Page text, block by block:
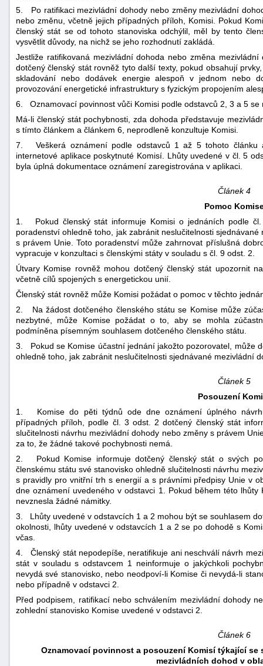
5. Po ratifikaci mezivládní dohody nebo změny mezivládní
nebo změnu, včetně jejich případných příloh, Komisi. Pokud
členský stát se od tohoto stanoviska odchýlil, měl by tento
vysvětlit důvody, na nichž se jeho rozhodnutí zakládá.
Jestliže ratifikovaná mezivládní dohoda nebo změna
dotčený členský stát rovněž tyto další texty, pokud obsahují
skladování nebo dodávek energie alespoň v jednom nebo
provozování energetické infrastruktury s fyzickým propojením
6. Oznamovací povinnost vůči Komisi podle odstavců 2, 3 a 5 se
Má-li členský stát pochybnosti, zda dohoda představuje
s tímto článkem a článkem 6, neprodleně konzultuje Komisi.
7. Veškerá oznámení podle odstavců 1 až 5 tohoto
internetové aplikace poskytnuté Komisí. Lhůty uvedené v čl. 5
byla úplná dokumentace oznámení zaregistrována v aplikaci.
Článek 4
Pomoc
1. Pokud členský stát informuje Komisi o jednáních podle
poradenství ohledně toho, jak zabránit neslučitelnosti
s právem Unie. Toto poradenství může zahrnovat příslušná
vypracuje v konzultaci s členskými státy v souladu s čl. 9 odst. 2.
Útvary Komise rovněž mohou dotčený členský stát upozornit
včetně cílů spojených s energetickou unií.
Členský stát rovněž může Komisi požádat o pomoc v těchto
2. Na žádost dotčeného členského státu se Komise může
nezbytné, může Komise požádat o to, aby se mohla
podmíněna písemným souhlasem dotčeného členského státu.
3. Pokud se Komise účastní jednání jakožto pozorovatel, může
ohledně toho, jak zabránit neslučitelnosti sjednávané mezivládní
Článek 5
Posouzení
1. Komise do pěti týdnů ode dne oznámení úplného
případných příloh, podle čl. 3 odst. 2 dotčený členský stát
slučitelnosti návrhu mezivládní dohody nebo změny s právem
za to, že žádné takové pochybnosti nemá.
2. Pokud Komise informuje dotčený členský stát o svých
členskému státu své stanovisko ohledně slučitelnosti návrhu
s pravidly pro vnitřní trh s energií a s právními předpisy Unie v
dne oznámení uvedeného v odstavci 1. Pokud během této
nevznesla žádné námitky.
3. Lhůty uvedené v odstavcích 1 a 2 mohou být se souhlasem
okolnosti, lhůty uvedené v odstavcích 1 a 2 se po dohodě s
včas.
4. Členský stát nepodepíše, neratifikuje ani neschválí návrh
stát v souladu s odstavcem 1 neinformuje o jakýchkoli
nevydá své stanovisko, nebo neodpoví-li Komise či nevydá-li
nebo případně v odstavci 2.
Před podpisem, ratifikací nebo schválením mezivládní dohody
zohlední stanovisko Komise uvedené v odstavci 2.
Článek 6
Oznamovací povinnost a posouzení Komisí týkající
mezivládních dohod v